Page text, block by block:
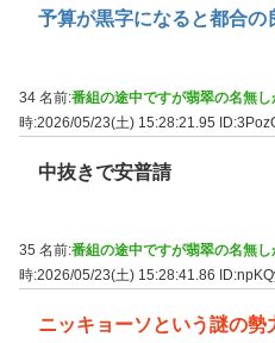
予算が黒字になると都合の
34 名前:番組の途中ですが翡翠の名無
時:2026/05/23(土) 15:28:21.95
中抜きで安普請
35 名前:番組の途中ですが翡翠の名無
時:2026/05/23(土) 15:28:41.86
ニッキョーソという謎の勢